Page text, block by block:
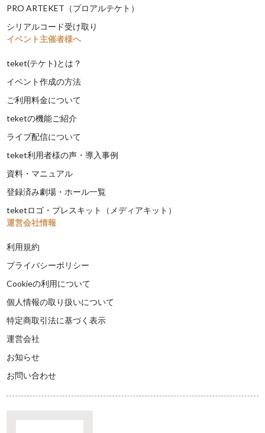
PRO ARTEKET（プロアルテケト）
シリアルコード受け取り
イベント主催者様へ
teket(テケト)とは？
イベント作成の方法
ご利用料金について
teketの機能ご紹介
ライブ配信について
teket利用者様の声・導入事例
資料・マニュアル
登録済み劇場・ホール一覧
teketロゴ・プレスキット（メディアキット）
運営会社情報
利用規約
プライバシーポリシー
Cookieの利用について
個人情報の取り扱いについて
特定商取引法に基づく表示
運営会社
お知らせ
お問い合わせ